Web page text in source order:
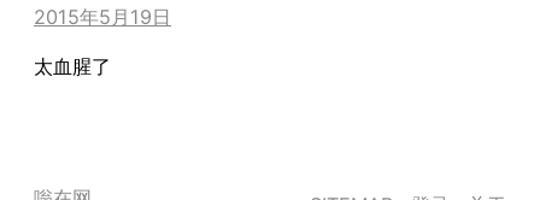
2015年5月19日
太血腥了